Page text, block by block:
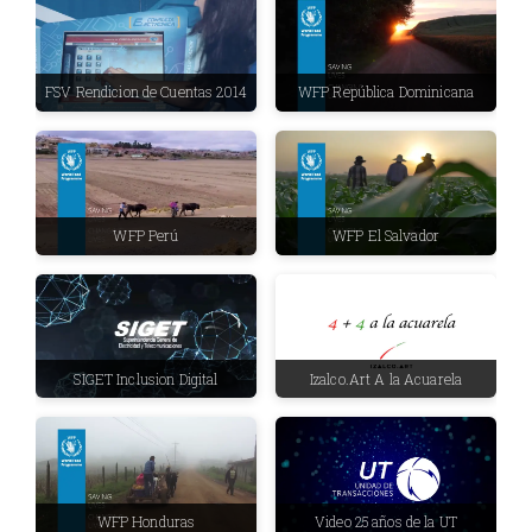
FSV Rendicion de Cuentas 2014 WFP República Dominicana
WFP Perú WFP El Salvador
SIGET Inclusion Digital Izalco.Art A la Acuarela
WFP Honduras Video 25 años de la UT